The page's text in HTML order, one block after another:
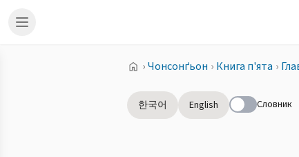
›Чонсонґьон › Книга п'ята ›
한국어 English Словник